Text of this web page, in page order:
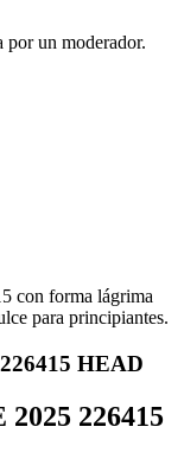
por un moderador.
HEAD
226415